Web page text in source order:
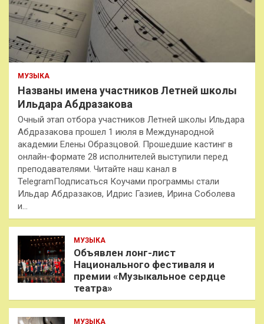
МУЗЫКА
Названы имена участников Летней школы
Ильдара Абдразакова
Очный этап отбора участников Летней школы Ильдара
Абдразакова прошел 1 июля в Международной
академии Елены Образцовой. Прошедшие кастинг в
онлайн-формате 28 исполнителей выступили перед
преподавателями. Читайте наш канал в
TelegramПодписаться Коучами программы стали
Ильдар Абдразаков, Идрис Газиев, Ирина Соболева
и…
МУЗЫКА
Объявлен лонг-лист
Национального фестиваля и
премии «Музыкальное сердце
театра»
МУЗЫКА